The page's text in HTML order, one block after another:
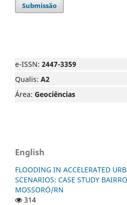
Submissão
e-ISSN: 2447-3359
Qualis: A2
Área: Geociências
English
FLOODING IN ACCELERATED
SCENARIOS: CASE STUDY
MOSSORÓ/RN
314